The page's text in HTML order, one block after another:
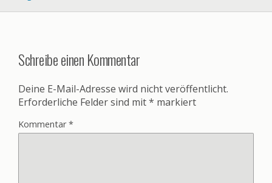
Schreibe einen Kommentar
Deine E-Mail-Adresse wird nicht veröffentlicht.
Erforderliche Felder sind mit* markiert
Kommentar*